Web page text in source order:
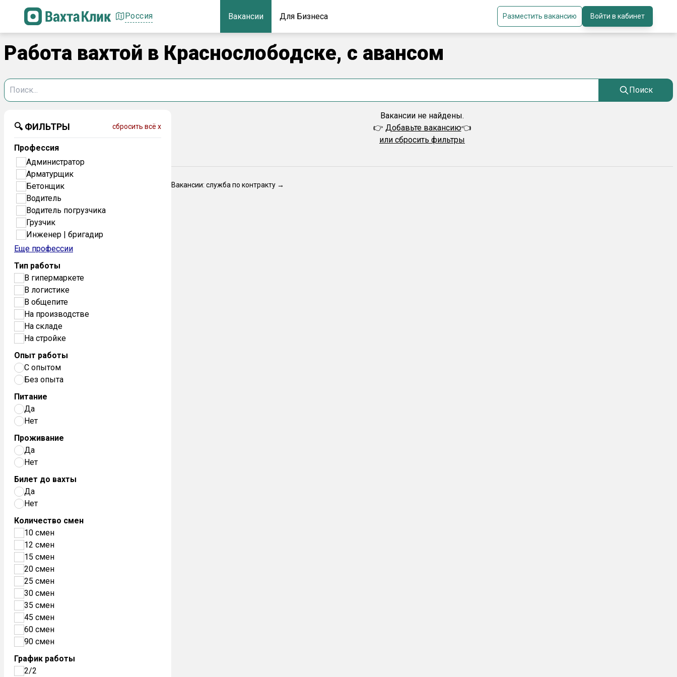
Россия Вакансии Для Бизнеса Разместить вакансию Войти в кабинет
Работа вахтой в Краснослободске, с авансом
Поиск
🔍 ФИЛЬТРЫ сбросить всё x
Профессия
Администратор
Арматурщик
Бетонщик
Водитель
Водитель погрузчика
Грузчик
Инженер | бригадир
Еще профессии
Тип работы
В гипермаркете
В логистике
В общепите
На производстве
На складе
На стройке
Опыт работы
С опытом
Без опыта
Питание
Да
Нет
Проживание
Да
Нет
Билет до вахты
Да
Нет
Количество смен
10 смен
12 смен
15 смен
20 смен
25 смен
30 смен
35 смен
45 смен
60 смен
90 смен
График работы
2/2
Вакансии не найдены.
👉 Добавьте вакансию👈
или сбросить фильтры
Вакансии: служба по контракту →